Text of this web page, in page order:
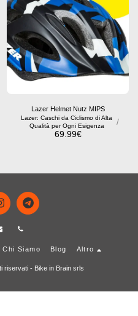
Lazer Helmet Nutz MIPS
Lazer: Caschi da Ciclismo di Alta
Qualità per Ogni Esigenza
/
69.99€
Chi Siamo Blog Altro
riservati - Bike in Brain srls